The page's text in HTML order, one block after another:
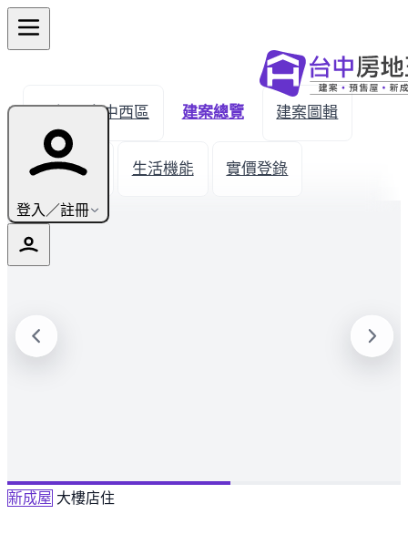
登入／註冊
← 返回台中西區 建案總覽 建案圖輯
新屋開箱 生活機能 實價登錄
新成屋 大樓店住